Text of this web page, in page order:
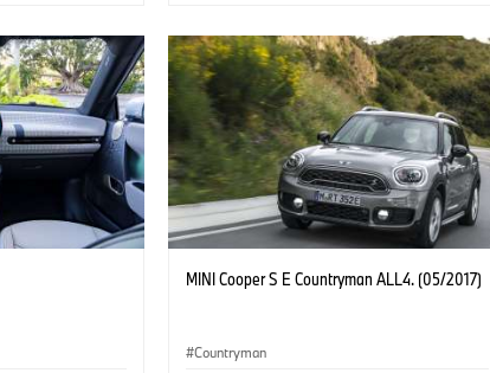
MINI Cooper S E Countryman ALL4. (05/2017)
Countryman